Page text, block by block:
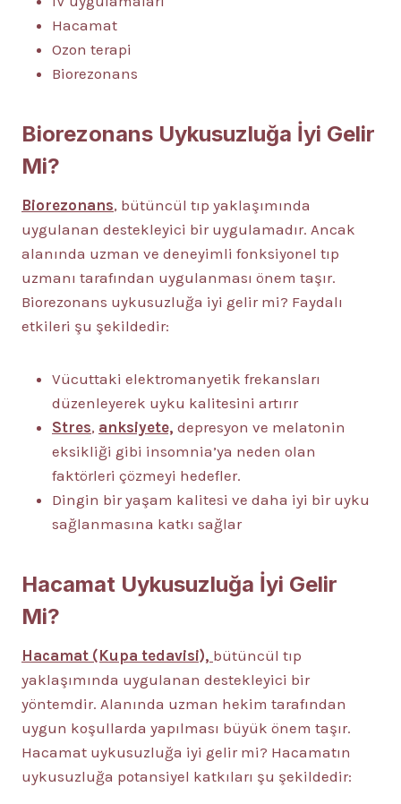
Hacamat
Ozon terapi
Biorezonans
Biorezonans Uykusuzluğa İyi Gelir
Mi?
Biorezonans, bütüncül tıp yaklaşımında
uygulanan destekleyici bir uygulamadır. Ancak
alanında uzman ve deneyimli fonksiyonel tıp
uzmanı tarafından uygulanması önem taşır.
Biorezonans uykusuzluğa iyi gelir mi? Faydalı
etkileri şu şekildedir:
Vücuttaki elektromanyetik frekansları
düzenleyerek uyku kalitesini artırır
Stres, anksiyete, depresyon ve melatonin
eksikliği gibi insomnia’ya neden olan
faktörleri çözmeyi hedefler.
Dingin bir yaşam kalitesi ve daha iyi bir uyku
sağlanmasına katkı sağlar
Hacamat Uykusuzluğa İyi Gelir
Mi?
Hacamat (Kupa tedavisi), bütüncül tıp
yaklaşımında uygulanan destekleyici bir
yöntemdir. Alanında uzman hekim tarafından
uygun koşullarda yapılması büyük önem taşır.
Hacamat uykusuzluğa iyi gelir mi? Hacamatın
uykusuzluğa potansiyel katkıları şu şekildedir: